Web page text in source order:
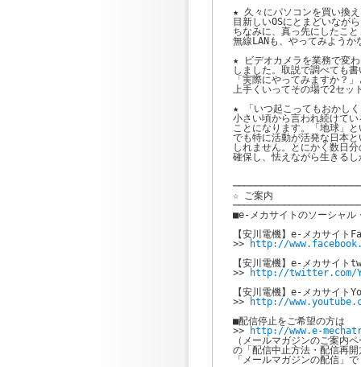
★ 久々にパソコンを買い換
目新しいOSにとまどいなが
ちなみに、真っ先にしたこ
無線LANも、やってみよう
★ ビデオカメラを業務で変
しました。取説で調べても
「実際にやってみますか？
上手くいってその場で2セッ
★ 「いつ起こってもおかし
小さい頃から言われ続けて
ことになります。「地球」
でも特に活動が活発な日本
しれません。とにかく数日
確保し、怯えながら生きる
☆ ご案内
■e-メカサイトのソーシャル
【安川電機】e-メカサイト
>>
http://
【安川電機】e-メカサイ
>>
http://twitter.com/
【安川電機】e-メカサイト
>>
http://
■配信停止をご希望の方は
>>
http://www.e-
（メールマガジンのご案内
の「配信中止方法・配信再
「メールマガジンの配信」